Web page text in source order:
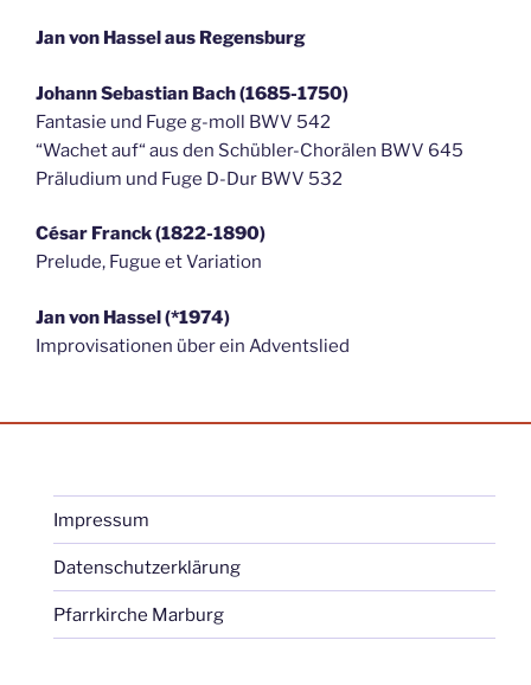
Jan von Hassel aus Regensburg
Johann Sebastian Bach (1685-1750)
Fantasie und Fuge g-moll BWV 542
“Wachet auf“ aus den Schübler-Chorälen BWV 645
Präludium und Fuge D-Dur BWV 532
César Franck (1822-1890)
Prelude, Fugue et Variation
Jan von Hassel (*1974)
Improvisationen über ein Adventslied
Impressum
Datenschutzerklärung
Pfarrkirche Marburg